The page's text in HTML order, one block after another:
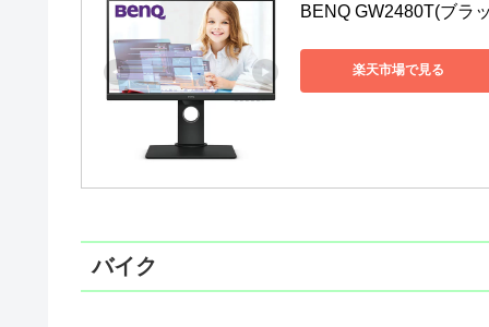
BENQ GW2480T(ブラ
楽天市場で見る
バイク